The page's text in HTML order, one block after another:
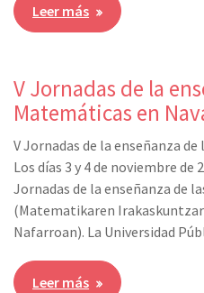
Leer más
V Jornadas de la
Matemáticas en
V Jornadas de la enseñanza
Los días 3 y 4 de noviembre de
Jornadas de la enseñanza de
(Matematikaren
Nafarroan). La Universidad
Leer más